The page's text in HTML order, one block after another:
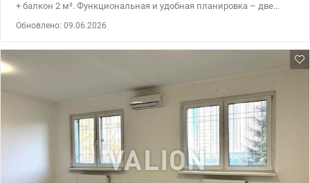
+ балкон 2 м². Функциональная и удобная планировка – две
квартире предусмотрена и душевая кабина, и большая угловая
духовой шкаф, инверторный кондиционер Cooper&Hunter с Wi-Fi
в одной из спален, в двух комнатах предусмотрены выводы под
кондиционеры, установлено два бойлера: Atlantic 50 л (с сухими)
кухня и одна из спален полностью меблированы. Дом
оборудован инверторной системой, благодаря чему при
отключениях электроэнергии работают лифт, отопление и
освещение. Развит современный район с полной
инфраструктурой: метро Осокорки / Позняки — 10 минут пешком
Обновлено: 09.06.2026